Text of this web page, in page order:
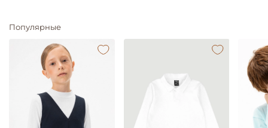
Популярные